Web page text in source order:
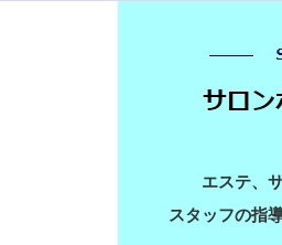
エステ、
スタッフの指